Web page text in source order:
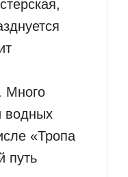
Много
водных
«Тропа
путь